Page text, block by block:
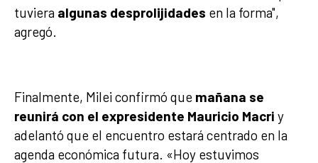
tuviera algunas desprolijidades en la forma",
agregó.
Finalmente, Milei confirmó que mañana se
reunirá con el expresidente Mauricio Macri y
adelantó que el encuentro estará centrado en la
agenda económica futura. «Hoy estuvimos